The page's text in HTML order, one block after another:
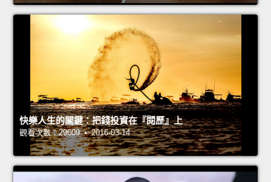
快樂人生的關鍵：把錢投資在『閱歷』上
觀看次數：29609 • 2016-03-14